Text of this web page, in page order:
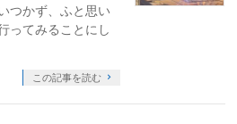
つかず、ふと思い
ってみることにし
この記事を読む